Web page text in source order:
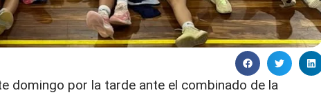
domingo por la tarde ante el combinado de la